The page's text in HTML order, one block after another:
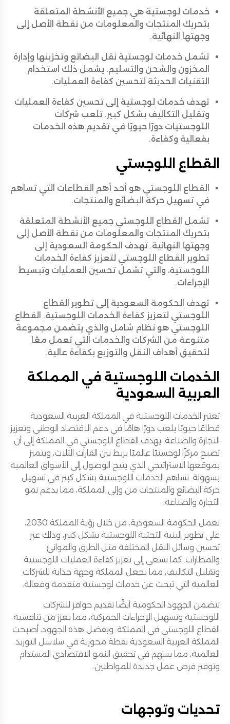
خدمات لوجستية هي جميع الأنشطة المتعلقة
بتحريك المنتجات والمعلومات من نقطة الأصل إلى
وجهتها النهائية.
تشمل خدمات لوجستية نقل البضائع وتخزينها وإدارة
المخزون والشحن والتسليم. يشمل ذلك استخدام
التقنيات الحديثة لتحسين كفاءة العمليات.
تهدف خدمات لوجستية إلى تحسين كفاءة العمليات
وتقليل التكاليف بشكل كبير. تلعب شركات
اللوجستيات دورًا حيويًا في تقديم هذه الخدمات
بفعالية وكفاءة.
القطاع اللوجستي
القطاع اللوجستي هو أحد أهم القطاعات التي تساهم
في تسهيل حركة البضائع والمنتجات.
تشمل القطاع اللوجستي جميع الأنشطة المتعلقة
بتحريك المنتجات والمعلومات من نقطة الأصل إلى
وجهتها النهائية. تهدف الحكومة السعودية إلى
تطوير القطاع اللوجستي لتعزيز كفاءة الخدمات
اللوجستية، والتي تشمل تحسين العمليات وتبسيط
الإجراءات.
تهدف الحكومة السعودية إلى تطوير القطاع
اللوجستي لتعزيز كفاءة الخدمات اللوجستية. القطاع
اللوجستي هو نظام شامل والذي يتضمن مجموعة
متنوعة من الشركات والخدمات التي تعمل معًا
لتحقيق أهداف النقل والتوزيع بكفاءة عالية.
الخدمات اللوجستية في المملكة
العربية السعودية
تعتبر الخدمات اللوجستية في المملكة العربية السعودية
قطاعًا حيويًا يلعب دورًا هامًا في دعم الاقتصاد الوطني وتعزيز
التجارة والصناعة. يهدف القطاع اللوجستي في المملكة إلى أن
تصبح مركزًا لوجستيًا عالميًا يربط بين القارات الثلاث، ويتميز
بموقعها الاستراتيجي الذي يتيح الوصول إلى الأسواق العالمية
بسهولة. تساهم الخدمات اللوجستية بشكل كبير في تسهيل
حركة البضائع والمنتجات من وإلى المملكة، مما يدعم نمو
التجارة والصناعة.
تعمل الحكومة السعودية، من خلال رؤية المملكة 2030،
على تطوير البنية التحتية اللوجستية بشكل كبير، وذلك عبر
تحسين وسائل النقل المختلفة مثل الطرق والموانئ
والمطارات. كما تسعى إلى تعزيز كفاءة العمليات اللوجستية
وتقليل التكاليف، مما يجعل المملكة وجهة جذابة للشركات
العالمية التي تبحث عن خدمات لوجستية متقدمة وفعالة.
تتضمن الجهود الحكومية أيضًا تقديم حوافز للشركات
اللوجستية وتسهيل الإجراءات الجمركية، مما يعزز من تنافسية
القطاع اللوجستي في المملكة. وبفضل هذه الجهود، أصبحت
المملكة العربية السعودية نقطة محورية في سلاسل التوريد
العالمية، مما يسهم في تحقيق النمو الاقتصادي المستدام
وتوفير فرص عمل جديدة للمواطنين.
تحديات وتوجهات